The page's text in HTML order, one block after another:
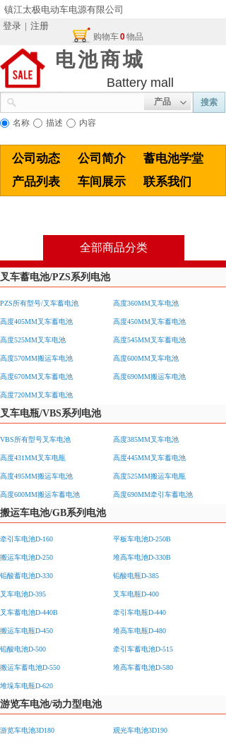
镇江太极电动车电源有限公司
购物车0物品
登录 | 注册
电池商城
Battery mall
产品 搜索
名称 描述 内容
公司动态 公司简介
蓄电池学堂
产品列表
车间展示 联系我们
全部商品分类
叉车蓄电池/PZS系列电池
PZS所有型号/叉车蓄电池 高度360MM叉车电池
高度405MM叉车蓄电池 高度450MM叉车蓄电池
高度525MM叉车电池 高度545MM叉车蓄电池
高度570MM搬运车电池 高度600MM叉车电池
高度670MM叉车蓄电池 高度690MM搬运车电池
高度720MM叉车蓄电池
叉车电瓶/VBS系列电池
VBS所有型号叉车电池 高度385MM叉车电池
高度431MM叉车电瓶 高度445MM叉车蓄电池
高度495MM搬运车电池 高度525MM搬运车电瓶
高度600MM搬运车蓄电池 高度690MM牵引车蓄电池
搬运车电池/GB系列电池
牵引车电池D-160 平板车电池D-250B
搬运车电池D-250 堆高车电池D-330B
铅酸蓄电池D-330 铅酸电瓶D-385
叉车电池D-395 叉车电瓶D-400
叉车蓄电池D-440B 牵引车电瓶D-440
搬运车电瓶D-450 堆高车电瓶D-480
铅酸电池D-500 牵引车蓄电池D-515
搬运车蓄电池D-550 堆高车蓄电池D-580
堆垛车电瓶D-620
游览车电池/动力型电池
游览车电池3D180 观光车电池3D190